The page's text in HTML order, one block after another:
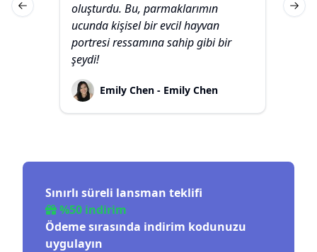
oluşturdu. Bu, parmaklarımın
ucunda kişisel bir evcil hayvan
portresi ressamına sahip gibi bir
şeydi!
Emily Chen - Emily Chen
Previous slide
Sınırlı süreli lansman teklifi
%50 indirim
Ödeme sırasında indirim kodunuzu
uygulayın